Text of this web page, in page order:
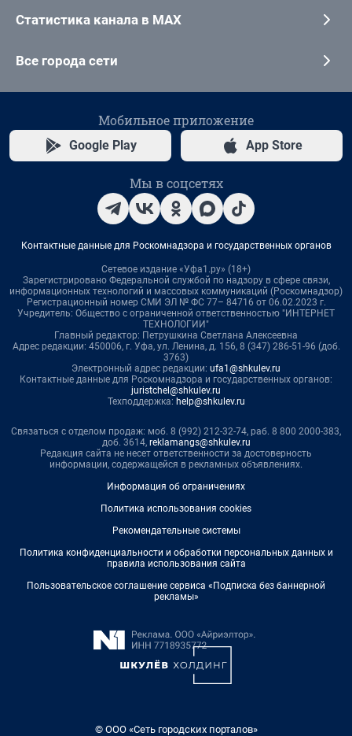
Статистика канала в MAX
Все города сети
Мобильное приложение
Google Play App Store
Мы в соцсетях
Контактные данные для Роскомнадзора и государственных органов
Сетевое издание «Уфа1.ру» (18+)
Зарегистрировано Федеральной службой по надзору в сфере связи,
информационных технологий и массовых коммуникаций (Роскомнадзор)
Регистрационный номер СМИ ЭЛ № ФС 77– 84716 от 06.02.2023 г.
Учредитель: Общество с ограниченной ответственностью "ИНТЕРНЕТ
ТЕХНОЛОГИИ"
Главный редактор: Петрушкина Светлана Алексеевна
Адрес редакции: 450006, г. Уфа, ул. Ленина, д. 156, 8 (347) 286-51-96 (доб.
3763)
Электронный адрес редакции: ufa1@shkulev.ru
Контактные данные для Роскомнадзора и государственных органов:
juristchel@shkulev.ru
Техподдержка: help@shkulev.ru
Связаться с отделом продаж: моб. 8 (992) 212-32-74, раб. 8 800 2000-383,
доб. 3614, reklamangs@shkulev.ru
Редакция сайта не несет ответственности за достоверность
информации, содержащейся в рекламных объявлениях.
Информация об ограничениях
Политика использования cookies
Рекомендательные системы
Политика конфиденциальности и обработки персональных данных и
правила использования сайта
Пользовательское соглашение сервиса «Подписка без баннерной
рекламы»
© ООО «Сеть городских порталов»